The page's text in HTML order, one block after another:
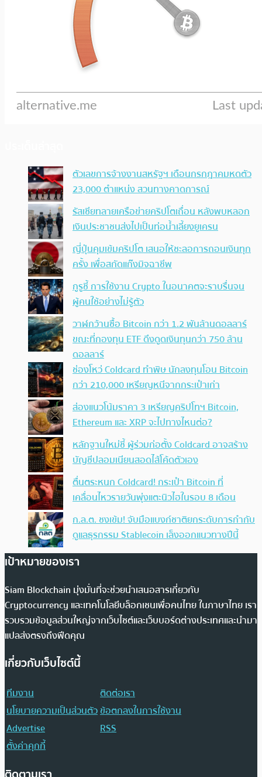
ตัวเลขการจ้างงานสหรัฐฯ เดือนกรกฎาคมหดตัว
23,000 ตำแหน่ง สวนทางคาดการณ์
รัสเซียทลายเครือข่ายคริปโตเถื่อน หลังพบหลอก
เงินประชาชนส่งไปเป็นท่อน้ำเลี้ยงยูเครน
ญี่ปุ่นคุมเข้มคริปโต เสนอให้ชะลอการถอนเงินทุก
ครั้ง เพื่อสกัดแก๊งมิจฉาชีพ
กูรูชี้ การใช้งาน Crypto ในอนาคตจะราบรื่นจน
ผู้คนใช้อย่างไม่รู้ตัว
วาฬกว้านซื้อ Bitcoin กว่า 1.2 พันล้านดอลลาร์
ขณะที่กองทุน ETF ดึงดูดเงินทุนกว่า 750 ล้าน
ดอลลาร์
ช่องโหว่ Coldcard ทำพิษ นักลงทุนโอน Bitcoin
กว่า 210,000 เหรียญหนีจากกระเป๋าเก่า
ส่องแนวโน้มราคา 3 เหรียญคริปโทฯ Bitcoin,
Ethereum และ XRP จะไปทางไหนต่อ?
หลักฐานใหม่ชี้ ผู้ร่วมก่อตั้ง Coldcard อาจสร้าง
บัญชีปลอมเนียนสอดไส้โค้ดตัวเอง
ตื่นตระหนก Coldcard! กระเป๋า Bitcoin ที่
เคลื่อนไหวรายวันพุ่งแตะนิวไฮในรอบ 8 เดือน
ก.ล.ต. ชงเข้ม! จับมือแบงก์ชาติยกระดับการกำกับ
ดูแลธุรกรรม Stablecoin เล็งออกแนวทางปีนี้
เป้าหมายของเรา
Siam Blockchain มุ่งมั่นที่จะช่วยนำเสนอสารเกี่ยวกับ
Cryptocurrency และเทคโนโลยีบล็อกเชนเพื่อคนไทย ในภาษาไทย เรา
รวบรวมข้อมูลส่วนใหญ่จากเว็บไซต์และเว็บบอร์ดต่างประเทศและนำมา
แปลส่งตรงถึงฟีดคุณ
เกี่ยวกับเว็บไซต์นี้
ทีมงาน
ติดต่อเรา
นโยบายความเป็นส่วนตัวข้อตกลงในการใช้งาน
Advertise
RSS
ตั้งค่าคุกกี้